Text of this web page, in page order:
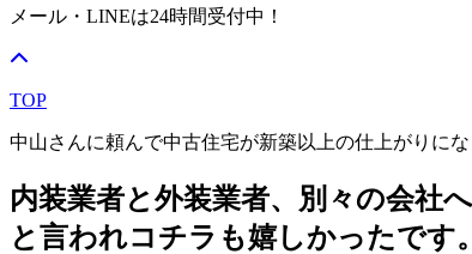
メール・LINEは24時間受付中！
TOP
中山さんに頼んで中古住宅が新築以上の仕上がりに
内装業者と外装業者、別々の会社
と言われコチラも嬉しかったです。